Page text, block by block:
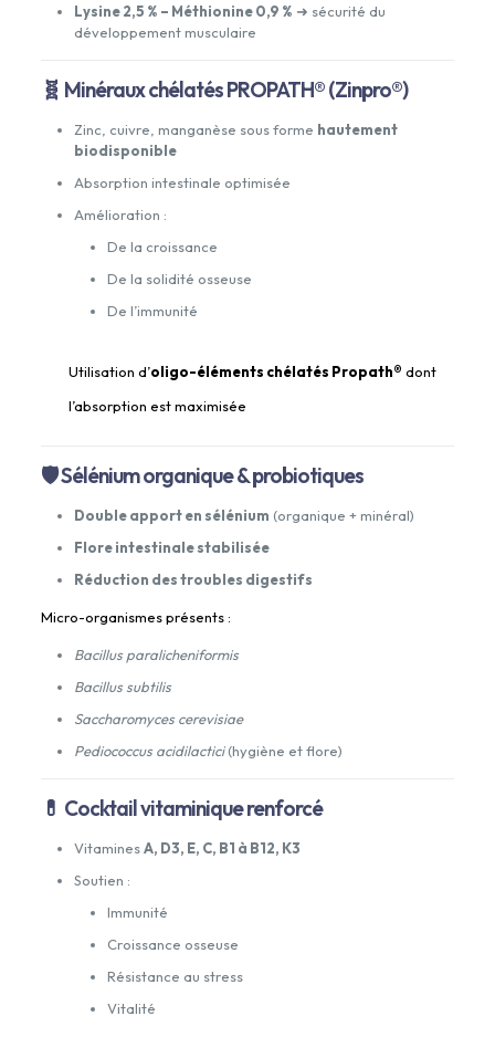
Lysine 2,5 % – Méthionine 0,9 % ➜ sécurité du
développement musculaire
🧬 Minéraux chélatés PROPATH® (Zinpro®)
Zinc, cuivre, manganèse sous forme hautement
biodisponible
Absorption intestinale optimisée
Amélioration :
De la croissance
De la solidité osseuse
De l’immunité
Utilisation d’oligo-éléments chélatés Propath® dont
l’absorption est maximisée
🛡 Sélénium organique & probiotiques
Double apport en sélénium (organique + minéral)
Flore intestinale stabilisée
Réduction des troubles digestifs
Micro-organismes présents :
Bacillus paralicheniformis
Bacillus subtilis
Saccharomyces cerevisiae
Pediococcus acidilactici(hygiène et flore)
💊 Cocktail vitaminique renforcé
VitaminesA, D3, E, C, B1 à B12, K3
Soutien :
Immunité
Croissance osseuse
Résistance au stress
Vitalité